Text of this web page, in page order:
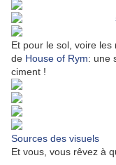
Et pour le sol, voire
de House of Rym: une
ciment !
Sources des visuels
Et vous, vous rêvez à